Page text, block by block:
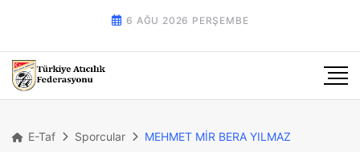
6 AĞU 2026 PERŞEMBE
E-Taf Sporcular MEHMET MİR BERA YILMAZ